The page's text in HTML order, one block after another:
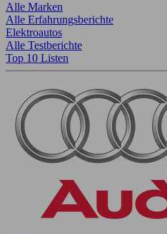
Alle Marken
Alle Erfahrungsberichte
Elektroautos
Alle Testberichte
Top 10 Listen